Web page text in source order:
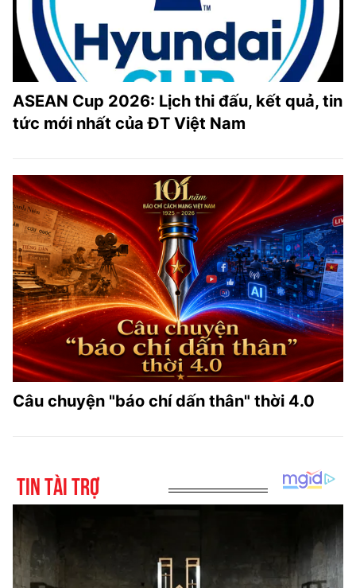
ASEAN Cup 2026: Lịch thi đấu, kết quả, tin
tức mới nhất của ĐT Việt Nam
Câu chuyện "báo chí dấn thân" thời 4.0